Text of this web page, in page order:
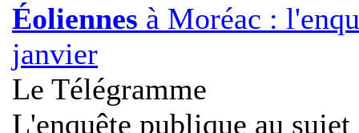
Éoliennes à Moréac :
janvier
Le Télégramme
L'enquête publique au